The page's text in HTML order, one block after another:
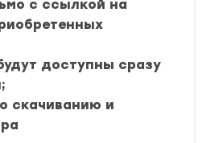
с ссылкой на
доступны сразу
скачиванию и